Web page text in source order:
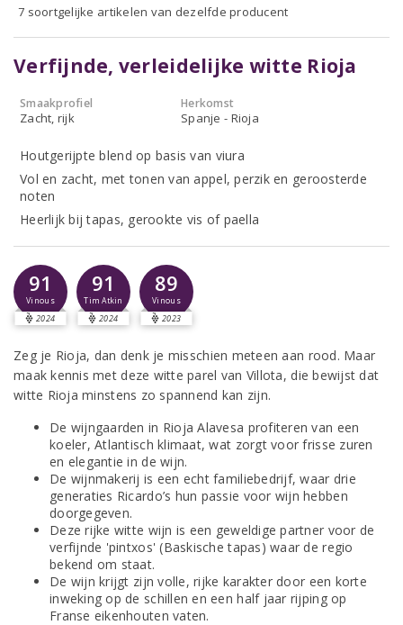
7 soortgelijke artikelen van dezelfde producent
Verfijnde, verleidelijke witte Rioja
Smaakprofiel
Zacht, rijk
Herkomst
Spanje - Rioja
Houtgerijpte blend op basis van viura
Vol en zacht, met tonen van appel, perzik en geroosterde
noten
Heerlijk bij tapas, gerookte vis of paella
91
Vinous
2024
91
Tim Atkin
2024
89
Vinous
2023
Zeg je Rioja, dan denk je misschien meteen aan rood. Maar
maak kennis met deze witte parel van Villota, die bewijst dat
witte Rioja minstens zo spannend kan zijn.
De wijngaarden in Rioja Alavesa profiteren van een
koeler, Atlantisch klimaat, wat zorgt voor frisse zuren
en elegantie in de wijn.
De wijnmakerij is een echt familiebedrijf, waar drie
generaties Ricardo’s hun passie voor wijn hebben
doorgegeven.
Deze rijke witte wijn is een geweldige partner voor de
verfijnde 'pintxos' (Baskische tapas) waar de regio
bekend om staat.
De wijn krijgt zijn volle, rijke karakter door een korte
inweking op de schillen en een half jaar rijping op
Franse eikenhouten vaten.